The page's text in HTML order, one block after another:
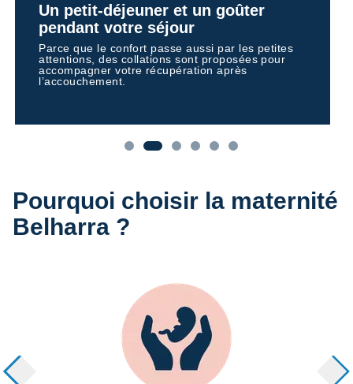
Un petit-déjeuner et un goûter
pendant votre séjour
Parce que le confort passe aussi par les petites
attentions, des collations sont proposées pour
accompagner votre récupération après
l’accouchement.
Pourquoi choisir la maternité
Belharra ?